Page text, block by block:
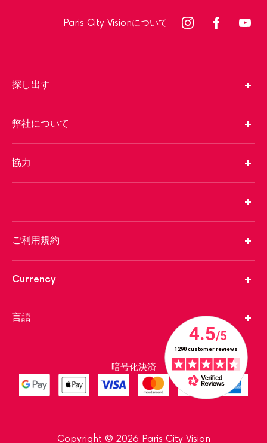
Paris City Visionについて
探し出す
弊社について
協力
ご利用規約
Currency
言語
暗号化決済
Copyright © 2026 Paris City Vision